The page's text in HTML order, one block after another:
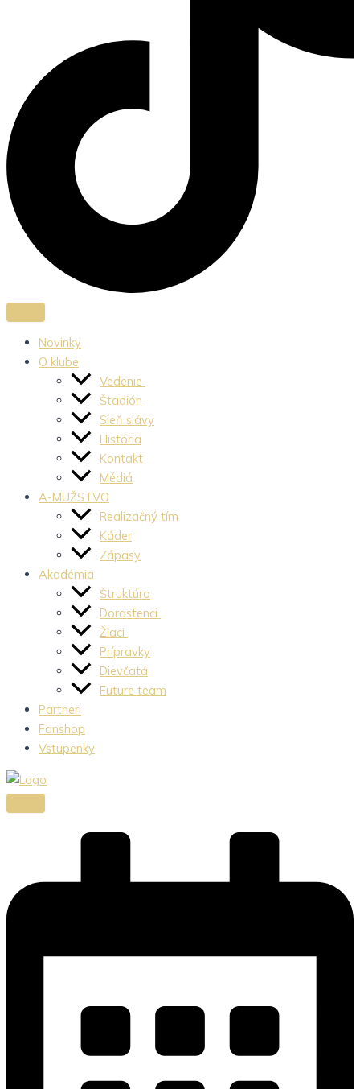
Novinky
O klube
Vedenie
Štadión
Sieň slávy
História
Kontakt
Médiá
A-MUŽSTVO
Realizačný tím
Káder
Zápasy
Akadémia
Štruktúra
Dorastenci
Žiaci
Prípravky
Dievčatá
Future team
Partneri
Fanshop
Vstupenky